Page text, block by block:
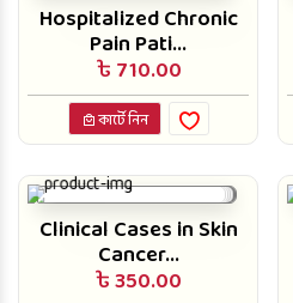
Hospitalized Chronic
Pain Pati...
৳ 710.00
কার্টে নিন
Clinical Cases in Skin
Cancer...
৳ 350.00